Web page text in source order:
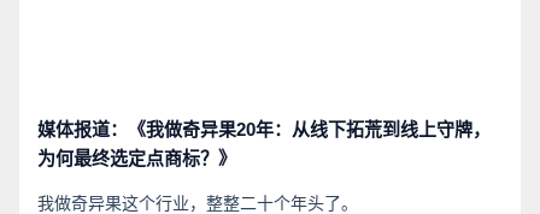
媒体报道：《我做奇异果20年：从线下拓荒到线上守牌，
为何最终选定点商标？》
我做奇异果这个行业，整整二十个年头了。